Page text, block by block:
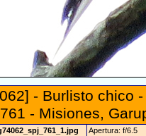
- Burlisto chico
- Misiones,
Apertura: f/6.5